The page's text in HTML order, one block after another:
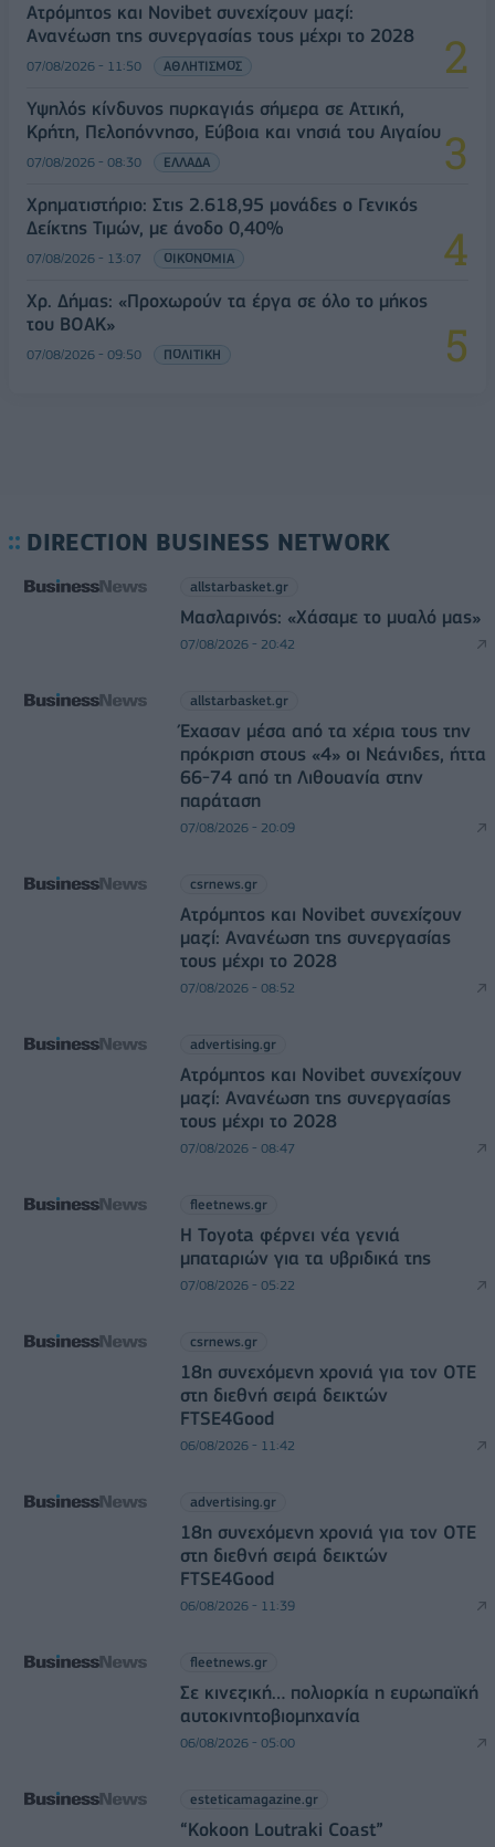
Ατρόμητος και Novibet συνεχίζουν μαζί:
Ανανέωση της συνεργασίας τους μέχρι το 2028
07/08/2026 - 11:50 ΑΘΛΗΤΙΣΜΟΣ
Υψηλός κίνδυνος πυρκαγιάς σήμερα σε Αττική,
Κρήτη, Πελοπόννησο, Εύβοια και νησιά του Αιγαίου
07/08/2026 - 08:30 ΕΛΛΑΔΑ
Χρηματιστήριο: Στις 2.618,95 μονάδες ο Γενικός
Δείκτης Τιμών, με άνοδο 0,40%
07/08/2026 - 13:07 ΟΙΚΟΝΟΜΙΑ
Χρ. Δήμας: «Προχωρούν τα έργα σε όλο το μήκος
του ΒΟΑΚ»
07/08/2026 - 09:50 ΠΟΛΙΤΙΚΗ
DIRECTION BUSINESS NETWORK
allstarbasket.gr
Μασλαρινός: «Χάσαμε το μυαλό μας»
07/08/2026 - 20:42
allstarbasket.gr
Έχασαν μέσα από τα χέρια τους την
πρόκριση στους «4» οι Νεάνιδες, ήττα
66-74 από τη Λιθουανία στην
παράταση
07/08/2026 - 20:09
csrnews.gr
Ατρόμητος και Novibet συνεχίζουν
μαζί: Ανανέωση της συνεργασίας
τους μέχρι το 2028
07/08/2026 - 08:52
advertising.gr
Ατρόμητος και Novibet συνεχίζουν
μαζί: Ανανέωση της συνεργασίας
τους μέχρι το 2028
07/08/2026 - 08:47
fleetnews.gr
Η Toyota φέρνει νέα γενιά
μπαταριών για τα υβριδικά της
07/08/2026 - 05:22
csrnews.gr
18η συνεχόμενη χρονιά για τον ΟΤΕ
στη διεθνή σειρά δεικτών
FTSE4Good
06/08/2026 - 11:42
advertising.gr
18η συνεχόμενη χρονιά για τον ΟΤΕ
στη διεθνή σειρά δεικτών
FTSE4Good
06/08/2026 - 11:39
fleetnews.gr
Σε κινεζική… πολιορκία η ευρωπαϊκή
αυτοκινητοβιομηχανία
06/08/2026 - 05:00
esteticamagazine.gr
“Kokoon Loutraki Coast”